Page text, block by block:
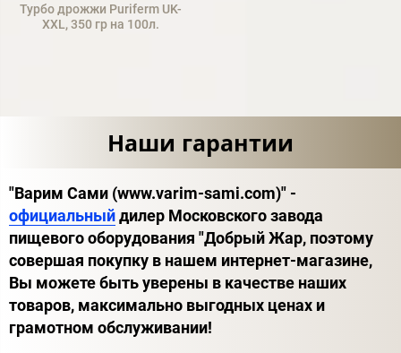
Турбо дрожжи Puriferm UK-
XXL, 350 гр на 100л.
Наши гарантии
"Варим Сами (www.varim-sami.com)" -
официальныйдилер Московского завода
пищевого оборудования "Добрый Жар, поэтому
совершая покупку в нашем интернет-магазине,
Вы можете быть уверены в качестве наших
товаров, максимально выгодных ценах и
грамотном обслуживании!